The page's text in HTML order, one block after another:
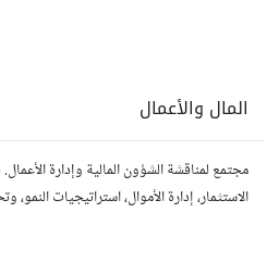
المال والأعمال
مجتمع لمناقشة الشؤون المالية وإدارة
الاستثمار، إدارة الأموال، استراتيجيات